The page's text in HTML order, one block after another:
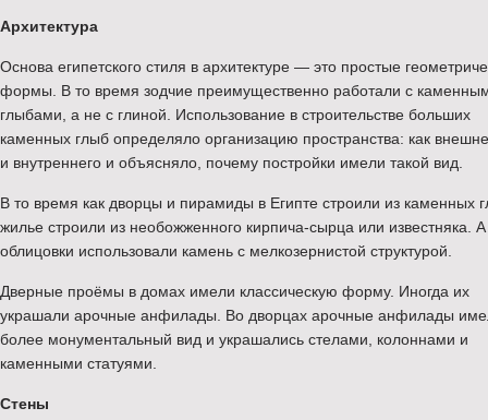
Архитектура
Основа египетского стиля в архитектуре — это простые
формы. В то время зодчие преимущественно работали с
глыбами, а не с глиной. Использование в строительстве больших
каменных глыб определяло организацию пространства: как
и внутреннего и объясняло, почему постройки имели такой вид.
В то время как дворцы и пирамиды в Египте строили из каменных
жилье строили из необожженного кирпича-сырца или известняка.
облицовки использовали камень с мелкозернистой структурой.
Дверные проёмы в домах имели классическую форму. Иногда их
украшали арочные анфилады. Во дворцах арочные анфилады
более монументальный вид и украшались стелами, колоннами и
каменными статуями.
Стены